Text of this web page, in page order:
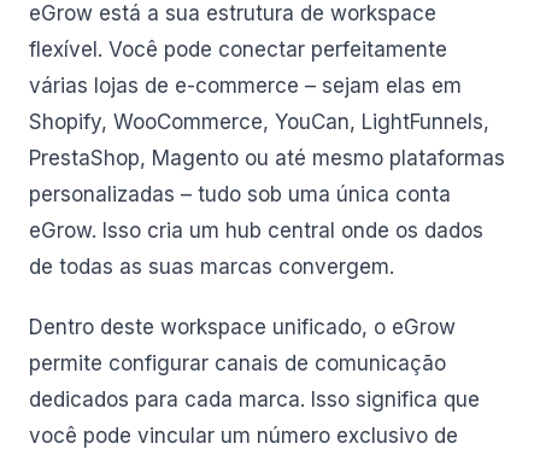
eGrow está a sua estrutura de workspace
flexível. Você pode conectar perfeitamente
várias lojas de e-commerce – sejam elas em
Shopify, WooCommerce, YouCan, LightFunnels,
PrestaShop, Magento ou até mesmo plataformas
personalizadas – tudo sob uma única conta
eGrow. Isso cria um hub central onde os dados
de todas as suas marcas convergem.
Dentro deste workspace unificado, o eGrow
permite configurar canais de comunicação
dedicados para cada marca. Isso significa que
você pode vincular um número exclusivo de